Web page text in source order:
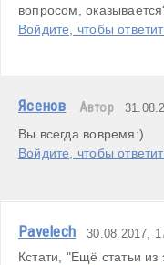
вопросом,
Войдите, чтобы
Ясенов Автор
Вы всегда вовремя:)
Войдите, чтобы
Pavelech 30.08.2017,